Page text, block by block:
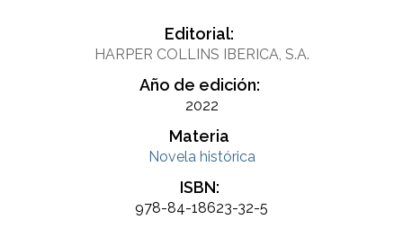
Editorial:
HARPER COLLINS IBERICA, S.A.
Año de edición:
2022
Materia
Novela histórica
ISBN:
978-84-18623-32-5